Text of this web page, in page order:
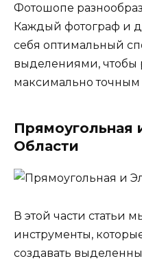
Фотошопе
Каждый фотограф и
себя оптимальный
выделениями, чтобы
максимально
Прямоугольная
Области
В этой части статьи
инструменты,
создавать